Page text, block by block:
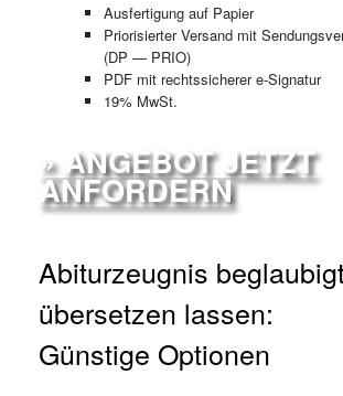
Ausfertigung auf Papier
Priorisierter Versand mit
(DP — PRIO)
PDF mit rechtssicherer e-Signatur
19% MwSt.
» ANGEBOT JETZT
ANFORDERN
Abiturzeugnis
übersetzen lassen:
Günstige Optionen